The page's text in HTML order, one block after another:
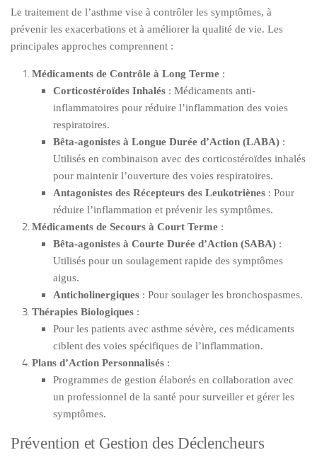
Le traitement de l’asthme vise à contrôler les symptômes, à
prévenir les exacerbations et à améliorer la qualité de vie. Les
principales approches comprennent :
Médicaments de Contrôle à Long Terme :
Corticostéroïdes Inhalés : Médicaments anti-
inflammatoires pour réduire l’inflammation des voies
respiratoires.
Bêta-agonistes à Longue Durée d’Action (LABA) :
Utilisés en combinaison avec des corticostéroïdes inhalés
pour maintenir l’ouverture des voies respiratoires.
Antagonistes des Récepteurs des Leukotriènes : Pour
réduire l’inflammation et prévenir les symptômes.
Médicaments de Secours à Court Terme :
Bêta-agonistes à Courte Durée d’Action (SABA) :
Utilisés pour un soulagement rapide des symptômes
aigus.
Anticholinergiques : Pour soulager les bronchospasmes.
Thérapies Biologiques :
Pour les patients avec asthme sévère, ces médicaments
ciblent des voies spécifiques de l’inflammation.
Plans d’Action Personnalisés :
Programmes de gestion élaborés en collaboration avec
un professionnel de la santé pour surveiller et gérer les
symptômes.
Prévention et Gestion des Déclencheurs